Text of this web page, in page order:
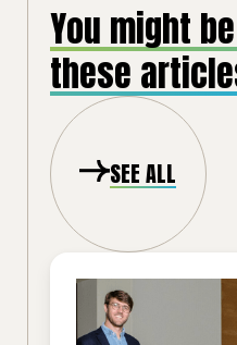
You might
these
SEE ALL